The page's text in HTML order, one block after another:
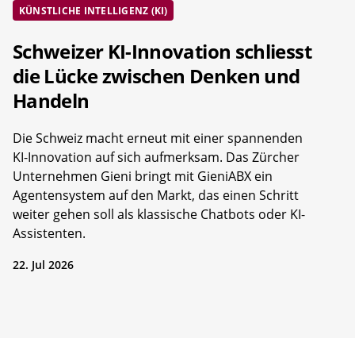
KÜNSTLICHE INTELLIGENZ (KI)
Schweizer KI-Innovation schliesst
die Lücke zwischen Denken und
Handeln
Die Schweiz macht erneut mit einer spannenden
KI-Innovation auf sich aufmerksam. Das Zürcher
Unternehmen Gieni bringt mit GieniABX ein
Agentensystem auf den Markt, das einen Schritt
weiter gehen soll als klassische Chatbots oder KI-
Assistenten.
22. Jul 2026